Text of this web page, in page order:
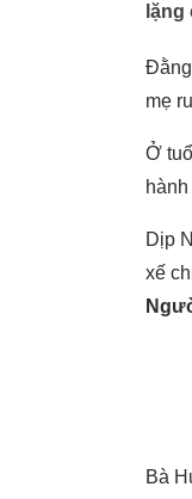
mẹ
Ở
Dịp
xế
Bà